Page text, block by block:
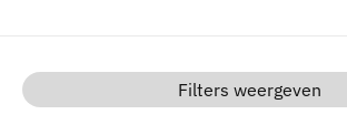
Filters weergeven